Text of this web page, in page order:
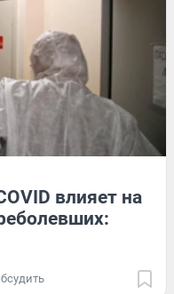
влияет на